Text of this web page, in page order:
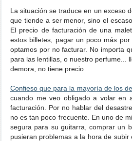
La situación se traduce en un exceso
que tiende a ser menor, sino el
El precio de facturación de una
estos billetes, pagar un poco más
optamos por no facturar. No importa
para las lentillas, o nuestro perfume...
demora, no tiene precio.
Confieso que para la mayoría de los
cuando me veo obligado a volar en
facturación. Por no hablar del
no es tan poco frecuente. En uno de
segura para su guitarra, comprar un
pusieran problemas a la hora de